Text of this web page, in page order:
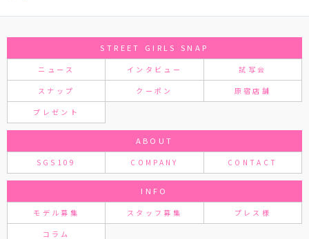
STREET GIRLS SNAP
ニュース インタビュー 試写会
スナップ クーポン 原宿店舗
プレゼント
ABOUT
SGS109 COMPANY CONTACT
INFO
モデル募集 スタッフ募集 プレス様
コラム